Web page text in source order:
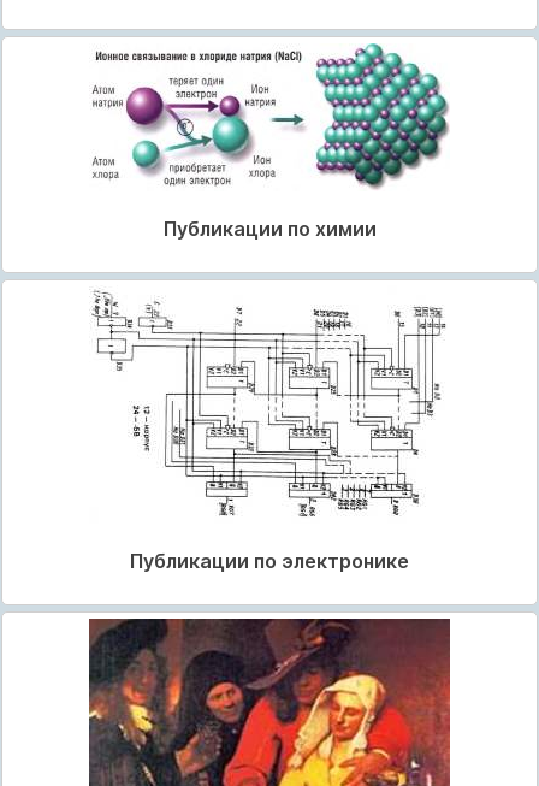
Публикации по химии
Публикации по электронике